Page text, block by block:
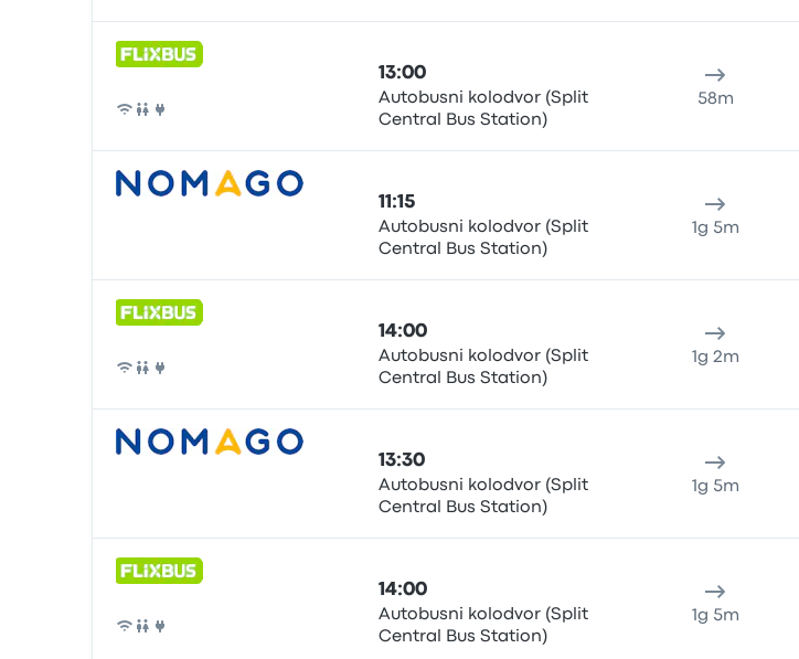
Autobus
13:00
Autobusni kolodvor (Split
Central Bus Station)
58m
11:15
Autobusni kolodvor (Split
Central Bus Station)
1g 5m
Autobus
14:00
Autobusni kolodvor (Split
Central Bus Station)
1g 2m
13:30
Autobusni kolodvor (Split
Central Bus Station)
1g 5m
Autobus
14:00
Autobusni kolodvor (Split
Central Bus Station)
1g 5m